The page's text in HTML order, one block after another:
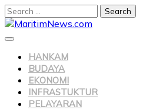
Search
for:
Skip
to
HANKAM
BUDAYA
EKONOMI
INFRASTUKTUR
PELAYARAN